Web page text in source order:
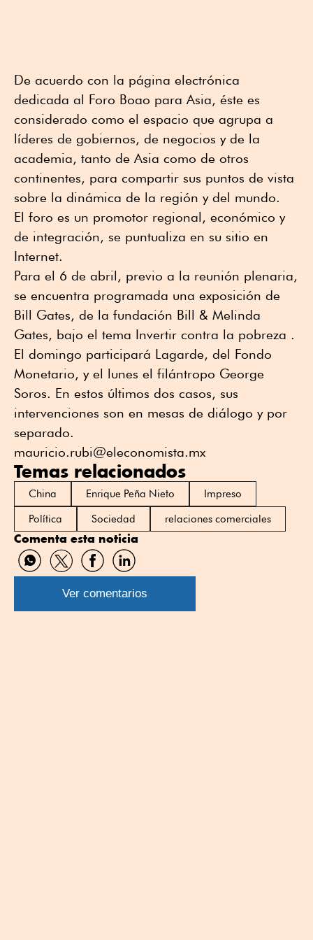
De acuerdo con la página electrónica
dedicada al Foro Boao para Asia, éste es
considerado como el espacio que agrupa a
líderes de gobiernos, de negocios y de la
academia, tanto de Asia como de otros
continentes, para compartir sus puntos de vista
sobre la dinámica de la región y del mundo.
El foro es un promotor regional, económico y
de integración, se puntualiza en su sitio en
Internet.
Para el 6 de abril, previo a la reunión plenaria,
se encuentra programada una exposición de
Bill Gates, de la fundación Bill & Melinda
Gates, bajo el tema Invertir contra la pobreza .
El domingo participará Lagarde, del Fondo
Monetario, y el lunes el filántropo George
Soros. En estos últimos dos casos, sus
intervenciones son en mesas de diálogo y por
separado.
mauricio.rubi@eleconomista.mx
Temas relacionados
China Enrique Peña Nieto
Impreso
Política
Sociedad relaciones comerciales
Comenta esta noticia
Compartir
por
WhatsApp
Compartir
por
Twitter
Compartir
por
Facebook
Compartir
por
Linkedin
Ver comentarios